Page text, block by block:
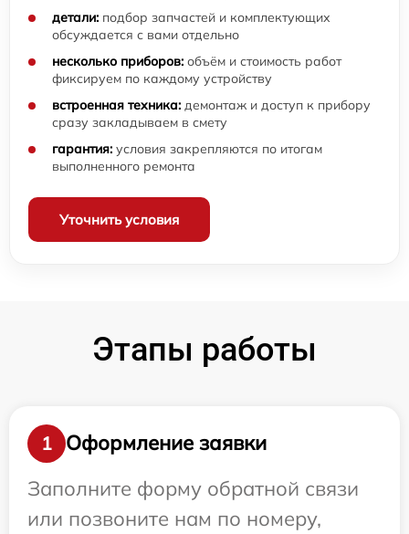
детали: подбор запчастей и комплектующих
обсуждается с вами отдельно
несколько приборов: объём и стоимость работ
фиксируем по каждому устройству
встроенная техника: демонтаж и доступ к прибору
сразу закладываем в смету
гарантия: условия закрепляются по итогам
выполненного ремонта
Уточнить условия
Этапы работы
1
Оформление заявки
Заполните форму обратной связи
или позвоните нам по номеру,